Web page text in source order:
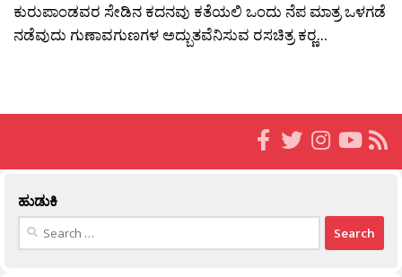
ಕುರುಪಾಂಡವರ ಸೇಡಿನ ಕದನವು ಕತೆಯಲಿ ಒಂದು ನೆಪ ಮಾತ್ರ ಒಳಗಡೆ
ನಡೆವುದು ಗುಣಾವಗುಣಗಳ ಅದ್ಬುತವೆನಿಸುವ ರಸಚಿತ್ರ ಕರ‍್ಣ...
ಹುಡುಕಿ
Search